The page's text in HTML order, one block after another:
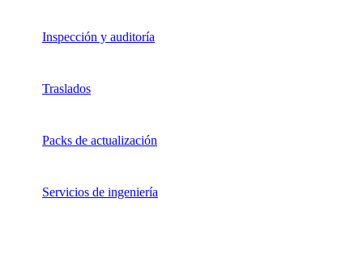
Inspección y auditoría
Traslados
Packs de actualización
Servicios de ingeniería